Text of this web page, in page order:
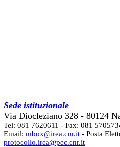
Sede istituzionale
Via Diocleziano 328 - 80124
Tel: 081 7620611 - Fax: 081
Email: mbox@irea.cnr.it - Posta
protocollo.irea@pec.cnr.it